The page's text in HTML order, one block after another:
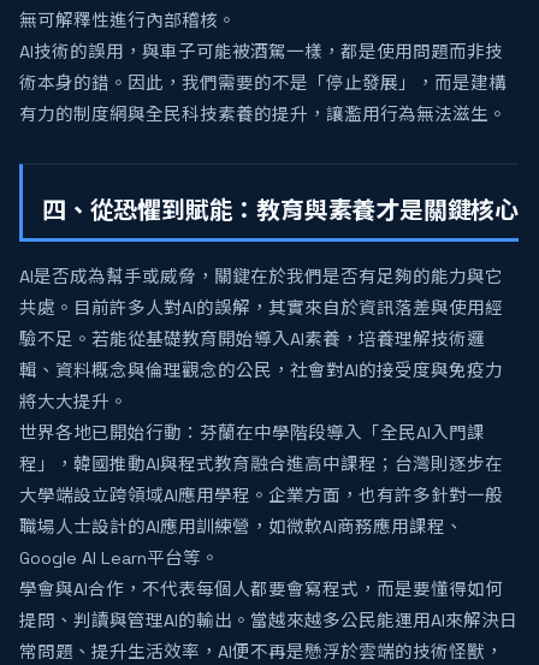
無可解釋性進行內部稽核。
AI技術的誤用，與車子可能被酒駕一樣，都是使用問題而非技
術本身的錯。因此，我們需要的不是「停止發展」，而是建構
有力的制度網與全民科技素養的提升，讓濫用行為無法滋生。
四、從恐懼到賦能：教育與素養才是關鍵核心
AI是否成為幫手或威脅，關鍵在於我們是否有足夠的能力與它
共處。目前許多人對AI的誤解，其實來自於資訊落差與使用經
驗不足。若能從基礎教育開始導入AI素養，培養理解技術邏
輯、資料概念與倫理觀念的公民，社會對AI的接受度與免疫力
將大大提升。
世界各地已開始行動：芬蘭在中學階段導入「全民AI入門課
程」，韓國推動AI與程式教育融合進高中課程；台灣則逐步在
大學端設立跨領域AI應用學程。企業方面，也有許多針對一般
職場人士設計的AI應用訓練營，如微軟AI商務應用課程、
Google AI Learn平台等。
學會與AI合作，不代表每個人都要會寫程式，而是要懂得如何
提問、判讀與管理AI的輸出。當越來越多公民能運用AI來解決日
常問題、提升生活效率，AI便不再是懸浮於雲端的技術怪獸，